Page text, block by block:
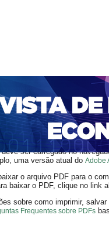
CADASTRO
DA UNIFACS
Gonçalves
ser carregado no
uma versão atual do Adobe
o arquivo PDF para o
baixar o PDF, clique no link
sobre como imprimir,
Frequentes sobre PDFs